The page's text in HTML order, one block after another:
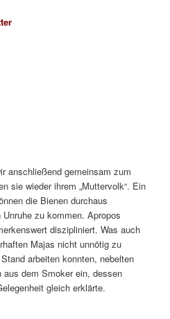
anschließend gemeinsam zum
sie wieder ihrem „Muttervolk“. Ein
die Bienen durchaus
zu kommen. Apropos
diszipliniert. Was auch
Majas nicht unnötig zu
arbeiten konnten, nebelten
dem Smoker ein, dessen
gleich erklärte.